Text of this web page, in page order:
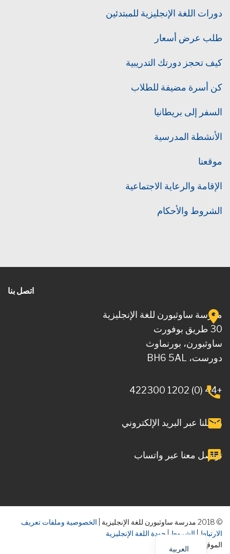
دورات اللغة الإنجليزية للمبتدئين
طلب عرض أسعار
كيف تحجز دورتك التدريبية
كن أسرة مضيفة للطلاب
السفر إلى بريطانيا
الأنشطة المدرسية
موقعنا
الإقامة والرعاية الاجتماعية
الشروط والأحكام
اتصل بنا
مدرسة ساوثبورن للغة الإنجليزية
30 طريق بوفورت
ساوثبورن، بورنماوث
دورست، BH6 5AL
+44 (0) 1202 422300
راسلنا عبر البريد الإلكتروني
تواصل معنا عبر واتساب
© 2018 مدرسة ساوثبورن للغة الإنجليزية |
الخصوصية وملفات تعريف
الارتباط|الشروط|جودة اللغة الإنجليزية
الموقع حسب الجمهور
العربية